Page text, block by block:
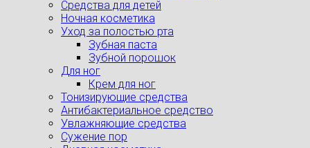
Средства для детей
Ночная косметика
Уход за полостью рта
Зубная паста
Зубной порошок
Для ног
Крем для ног
Тонизирующие средства
Антибактериальное средство
Увлажняющие средства
Сужение пор